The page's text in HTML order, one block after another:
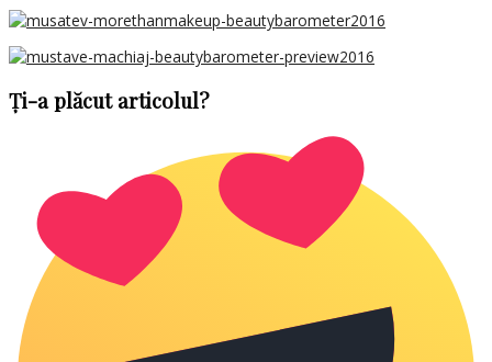
Ți-a plăcut articolul?